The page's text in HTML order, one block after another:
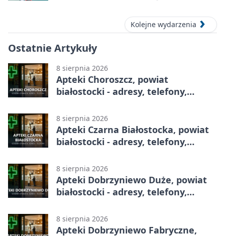
Kolejne wydarzenia
Ostatnie Artykuły
8 sierpnia 2026
Apteki Choroszcz, powiat
białostocki - adresy, telefony,
8 sierpnia 2026
Apteki Czarna Białostocka, powiat
białostocki - adresy, telefony,
8 sierpnia 2026
Apteki Dobrzyniewo Duże, powiat
białostocki - adresy, telefony,
8 sierpnia 2026
Apteki Dobrzyniewo Fabryczne,